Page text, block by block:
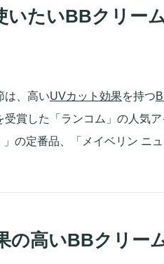
いたいBBクリー
は、高いUVカット効果を持つ
賞した「ランコム」の人気ア
」の定番品、「メイベリン ニ
の高いBBクリー